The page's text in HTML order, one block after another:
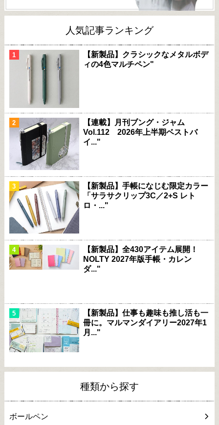
人気記事ランキング
【新製品】クラシックなメタルボデ
ィの4色マルチペン"
【連載】月刊ブング・ジャム
Vol.112 2026年上半期ベストバ
イ..."
【新製品】手帳になじむ限定カラー
「サラサクリップ3C／2+S レト
ロ・..."
【新製品】全430アイテム展開！
NOLTY 2027年版手帳・カレン
ダ..."
【新製品】仕事も趣味も推し活も一
冊に。マルマンダイアリー2027年1
月..."
種類から探す
ボールペン